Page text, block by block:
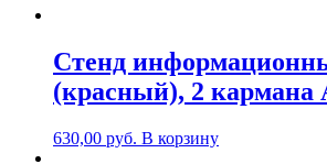
карман
объемныйСтенд
(красный), 2 карманa
630,00 руб. В корзину